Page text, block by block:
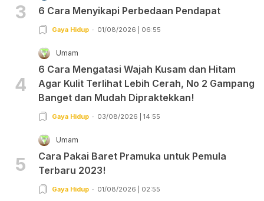
3 6 Cara Menyikapi Perbedaan Pendapat
Gaya Hidup 01/08/2026 | 06:55
4
Umam
6 Cara Mengatasi Wajah Kusam dan Hitam
Agar Kulit Terlihat Lebih Cerah, No 2 Gampang
Banget dan Mudah Dipraktekkan!
Gaya Hidup 03/08/2026 | 14:55
5
Umam
Cara Pakai Baret Pramuka untuk Pemula
Terbaru 2023!
Gaya Hidup 01/08/2026 | 02:55